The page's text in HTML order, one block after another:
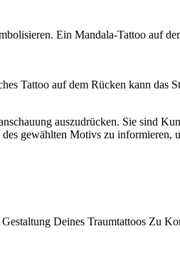
Ein Mandala-Tattoo auf
Tattoo auf dem Rücken kann
auszudrücken. Sie sind
gewählten Motivs zu informieren,
Deines Traumtattoos Zu